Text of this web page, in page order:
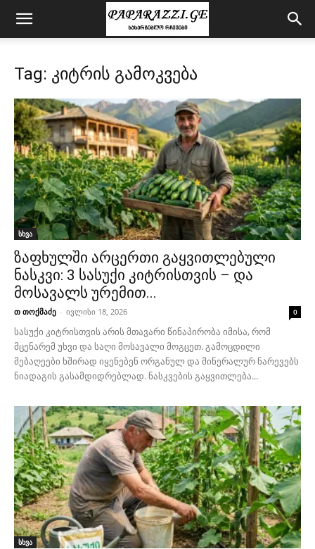
Tag: კიტრის გამოკვება
სხვა
ზაფხულში არცერთი გაყვითლებული
ნასკვი: 3 სასუქი კიტრისთვის – და
მოსავალს ურემით...
თ თოქმაძე - ივლისი 18, 2026 0
სასუქი კიტრისთვის არის მთავარი წინაპირობა იმისა, რომ
მცენარემ უხვი და საღი მოსავალი მოგცეთ. გამოცდილი
მებაღეები ხშირად იყენებენ ორგანულ და მინერალურ ნარევებს
ნიადაგის გასამდიდრებლად. ნასკვების გაყვითლება...
სხვა